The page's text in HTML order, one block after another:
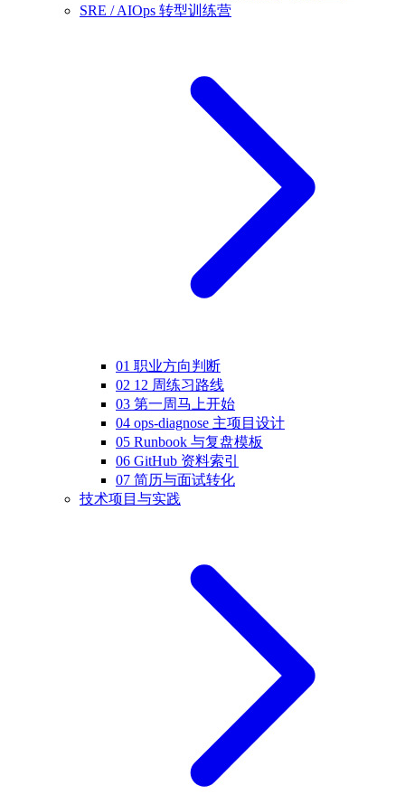
SRE / AIOps 转型训练营
01 职业方向判断
02 12 周练习路线
03 第一周马上开始
04 ops-diagnose 主项目设计
05 Runbook 与复盘模板
06 GitHub 资料索引
07 简历与面试转化
技术项目与实践